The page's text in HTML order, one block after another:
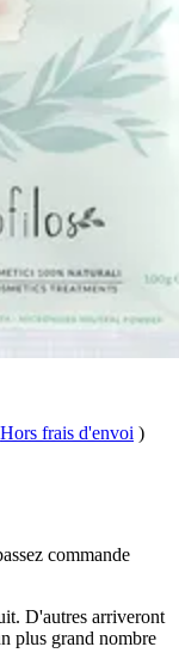
Hors frais d'envoi )
commande
D'autres arriveront
plus grand nombre